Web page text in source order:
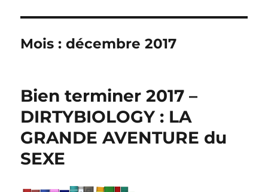
Mois :décembre 2017
Bien terminer 2017 –
DIRTYBIOLOGY : LA
GRANDE AVENTURE du
SEXE